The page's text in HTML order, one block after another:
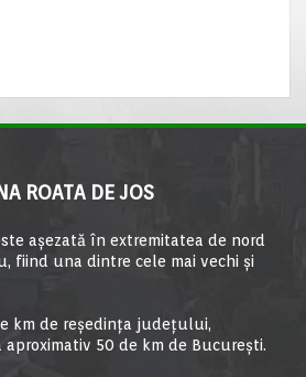
ROATA DE JOS
aşezată în extremitatea de nord
fiind una dintre cele mai vechi şi
km de reşedinţa judeţului,
50 de km de Bucureşti.